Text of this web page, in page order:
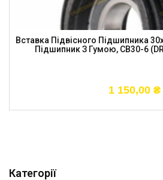
Категорії
Вставка Підвісного Підшипника
Підшипник З Гумою, CB30-6
1 150,00 ₴